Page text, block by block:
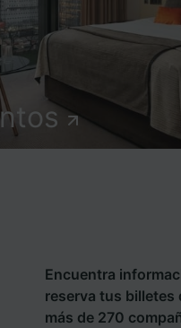
Encuentra
reserva tus billetes
más de 270